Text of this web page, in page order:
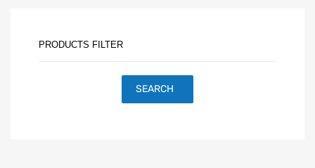
PRODUCTS FILTER
SEARCH